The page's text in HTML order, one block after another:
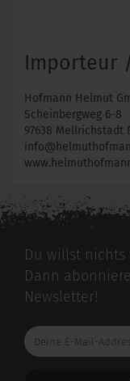
Importeur
Hofmann Helmut
Scheinbergweg 6-8
97638 Mellrichstadt
Du willst nichts
Dann
Newsletter!
Deine
E-